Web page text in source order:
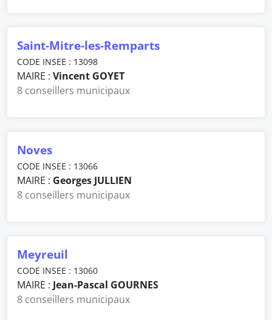
Saint-Mitre-les-Remparts
CODE INSEE : 13098
MAIRE : Vincent GOYET
8 conseillers municipaux
Noves
CODE INSEE : 13066
MAIRE : Georges JULLIEN
8 conseillers municipaux
Meyreuil
CODE INSEE : 13060
MAIRE : Jean-Pascal GOURNES
8 conseillers municipaux